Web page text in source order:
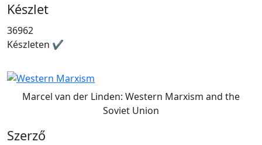
Készlet
36962
Készleten ✔
Marcel van der Linden: Western Marxism and the
Soviet Union
Szerző